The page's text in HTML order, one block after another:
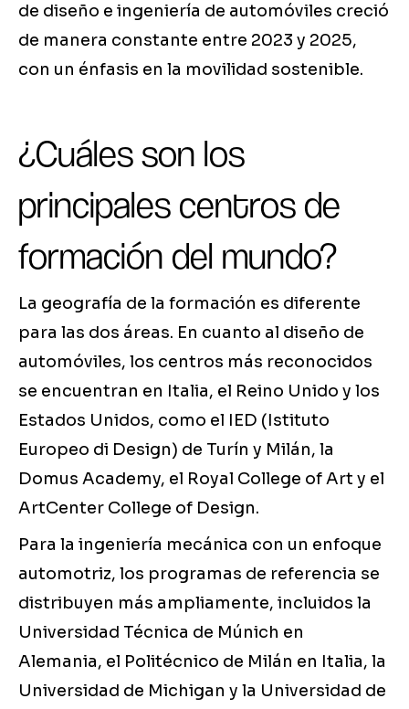
de diseño e ingeniería de automóviles creció
de manera constante entre 2023 y 2025,
con un énfasis en la movilidad sostenible.
¿Cuáles son los
principales centros de
formación del mundo?
La geografía de la formación es diferente
para las dos áreas. En cuanto al diseño de
automóviles, los centros más reconocidos
se encuentran en Italia, el Reino Unido y los
Estados Unidos, como el IED (Istituto
Europeo di Design) de Turín y Milán, la
Domus Academy, el Royal College of Art y el
ArtCenter College of Design.
Para la ingeniería mecánica con un enfoque
automotriz, los programas de referencia se
distribuyen más ampliamente, incluidos la
Universidad Técnica de Múnich en
Alemania, el Politécnico de Milán en Italia, la
Universidad de Michigan y la Universidad de